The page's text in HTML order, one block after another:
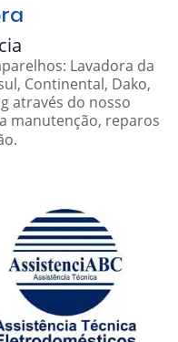
Lavadora da
Continental, Dako,
através do nosso
manutenção, reparos